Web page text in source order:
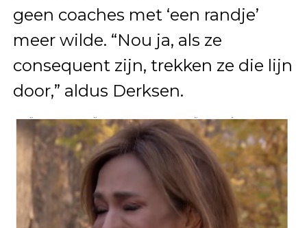
geen coaches met ‘een randje’
meer wilde. “Nou ja, als ze
consequent zijn, trekken ze die lijn
door,” aldus Derksen.